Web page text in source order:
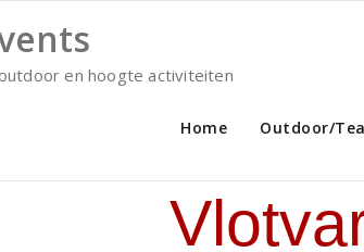
en hoogte activiteiten
Home Outdoor/